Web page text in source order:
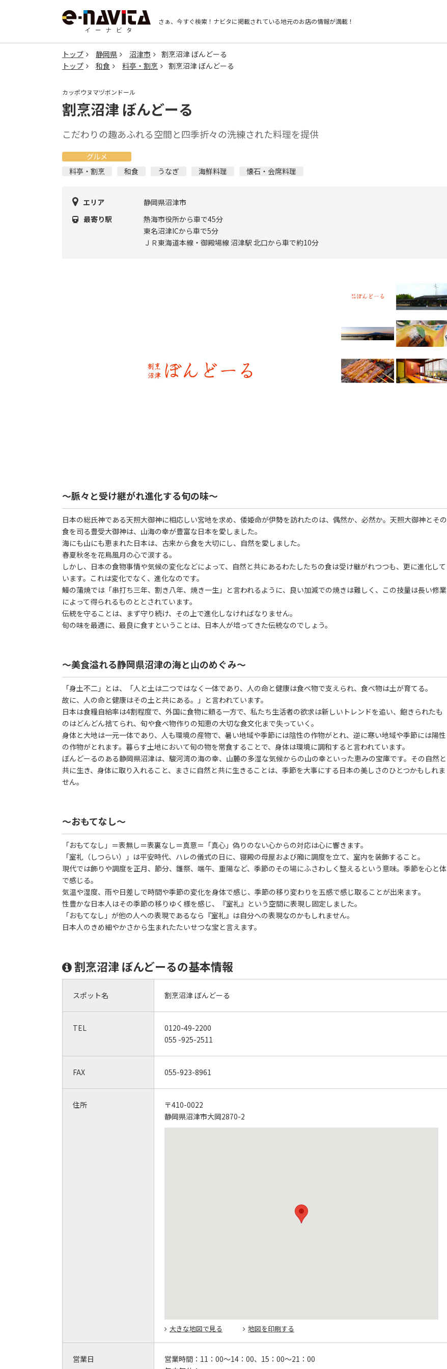
さぁ、今すぐ検索！ ナビタに掲載されている地元のお店の情報が満載！
トップ 静岡県 沼津市
割烹沼津 ぼんどーる
トップ
和食 料亭・割烹 割烹沼津 ぼんどーる
カッポウヌマヅボンドール
割烹沼津 ぼんどーる
こだわりの趣あふれる空間と四季折々の洗練された料理を提供
グルメ
料亭・割烹
和食 うなぎ 海鮮料理 懐石・会席料理
エリア
静岡県沼津市
最寄り駅
熱海市役所から車で45分
東名沼津ICから車で5分
ＪＲ東海道本線・御殿場線 沼津駅 北口から車で約10分
～脈々と受け継がれ進化する旬の味～
日本の総氏神である天照大御神に相応しい宮地を求め、倭姫命が伊勢を訪れたのは、偶然か、必然か。天照大御神とその
食を司る豊受大御神は、山海の幸が豊富な日本を愛しました。
海にも山にも恵まれた日本は、古来から食を大切にし、自然を愛しました。
春夏秋冬を花鳥風月の心で涙する。
しかし、日本の食物事情や気候の変化などによって、自然と共にあるわたしたちの食は受け継がれつつも、更に進化して
います。これは変化でなく、進化なのです。
鰻の蒲焼では「串打ち三年、割き八年、焼き一生」と言われるように、良い加減での焼きは難しく、この技量は長い修業
によって得られるものととされています。
伝統を守ることは、まず守り続け、その上で進化しなければなりません。
旬の味を最適に、最良に食すということは、日本人が培ってきた伝統なのでしょう。
～美食溢れる静岡県沼津の海と山のめぐみ～
「身土不二」とは、「人と土は二つではなく一体であり、人の命と健康は食べ物で支えられ、食べ物は土が育てる。
故に、人の命と健康はその土と共にある。」と言われています。
日本は食糧自給率は4割程度で、外国に食物に頼る一方で、私たち生活者の欲求は新しいトレンドを追い、飽きられたも
のはどんどん捨てられ、旬や食べ物作りの知恵の大切な食文化まで失っていく。
身体と大地は一元一体であり、人も環境の産物で、暑い地域や季節には陰性の作物がとれ、逆に寒い地域や季節には陽性
の作物がとれます。暮らす土地において旬の物を常食することで、身体は環境に調和すると言われています。
ぼんどーるのある静岡県沼津は、駿河湾の海の幸、山麓の多湿な気候からの山の幸といった恵みの宝庫です。その自然と
共に生き、身体に取り入れること、まさに自然と共に生きることは、季節を大事にする日本の美しさのひとつかもしれま
せん。
～おもてなし～
「おもてなし」＝表無し＝表裏なし＝真意＝「真心」偽りのない心からの対応は心に響きます。
「室礼（しつらい）」は平安時代、ハレの儀式の日に、寝殿の母屋および廂に調度を立て、室内を装飾すること。
現代では飾りや調度を正月、節分、雛祭、端午、重陽など、季節のその場にふさわしく整えるという意味。季節を心と体
で感じる。
気温や湿度、雨や日差しで時間や季節の変化を身体で感じ、季節の移り変わりを五感で感じ取ることが出来ます。
性豊かな日本人はその季節の移りゆく様を感じ、『室礼』という空間に表現し固定しました。
「おもてなし」が他の人への表現であるなら『室礼』は自分への表現なのかもしれません。
日本人のきめ細やかさから生まれたたいせつな宝と言えます。
割烹沼津 ぼんどーるの基本情報
スポット名 割烹沼津 ぼんどーる
TEL
0120-49-2200
055 -925-2511
FAX 055-923-8961
住所
〒410-0022
静岡県沼津市大岡2870-2
大きな地図で見る 地図を印刷する
営業日 営業時間： 11：00～14：00、15：00～21：00